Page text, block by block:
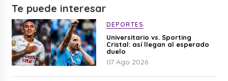
Te puede interesar
DEPORTES
Universitario vs. Sporting
Cristal: así llegan al esperado
duelo
07 Ago 2026